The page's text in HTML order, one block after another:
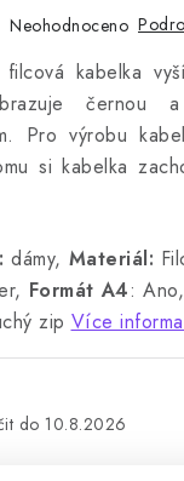
Neohodnoceno
kabelka
černou
Pro výrobu
si kabelka
dámy, Materiál:
Formát A4: Ano,
zip Více
10.8.2026